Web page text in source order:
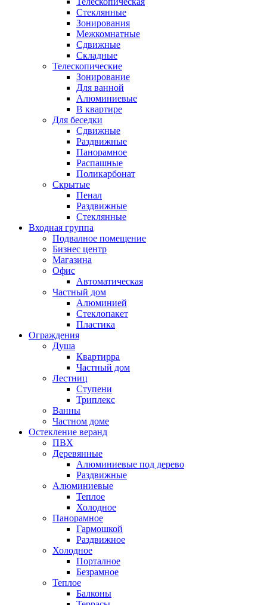
Стеклянные
Зонирования
Межкомнатные
Сдвижные
Складные
Телескопические
Зонирование
Для ванной
Алюминиевые
В квартире
Для беседки
Сдвижные
Раздвижные
Панорамное
Распашные
Поликарбонат
Скрытые
Пенал
Раздвижные
Стеклянные
Входная группа
Подвалное помещение
Бизнес центр
Магазина
Офис
Автоматическая
Частный дом
Алюминией
Стеклопакет
Пластика
Ограждения
Душа
Квартирра
Частный дом
Лестниц
Ступени
Триплекс
Ванны
Частном доме
Остекление веранд
ПВХ
Деревянные
Алюминиевые под дерево
Раздвижные
Алюминиевые
Теплое
Холодное
Панорамное
Гармошкой
Раздвижное
Холодное
Порталное
Безрамное
Теплое
Балконы